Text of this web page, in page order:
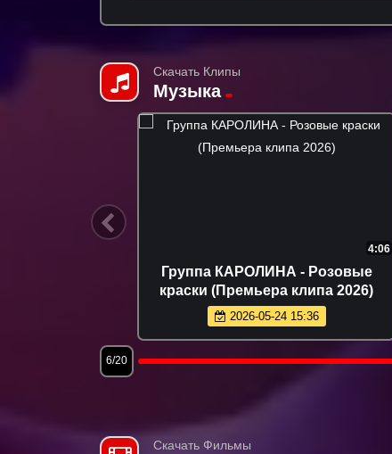
Скачать Клипы
Музыка
- Танцуй (Премьера 2026)
9/20
Скачать Фильмы